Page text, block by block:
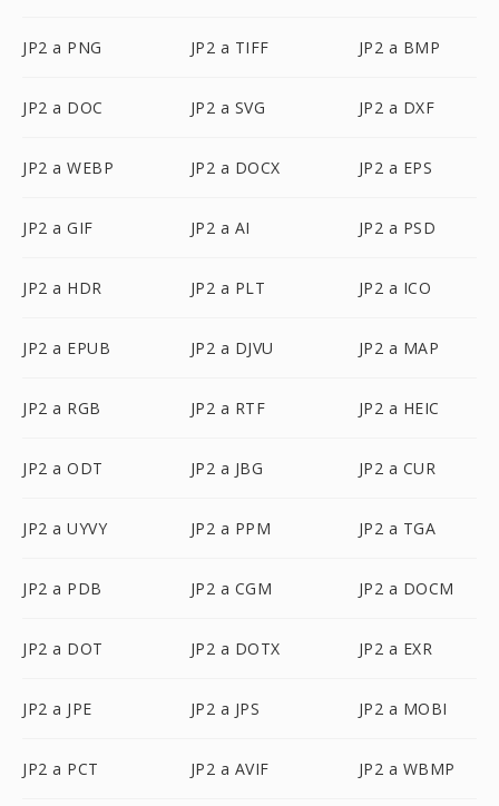
JP2 a PNG JP2 a TIFF JP2 a BMP
JP2 a DOC JP2 a SVG JP2 a DXF
JP2 a WEBP JP2 a DOCX JP2 a EPS
JP2 a GIF JP2 a AI JP2 a PSD
JP2 a HDR JP2 a PLT JP2 a ICO
JP2 a EPUB JP2 a DJVU JP2 a MAP
JP2 a RGB JP2 a RTF JP2 a HEIC
JP2 a ODT JP2 a JBG JP2 a CUR
JP2 a UYVY JP2 a PPM JP2 a TGA
JP2 a PDB JP2 a CGM JP2 a DOCM
JP2 a DOT JP2 a DOTX JP2 a EXR
JP2 a JPE JP2 a JPS JP2 a MOBI
JP2 a PCT JP2 a AVIF JP2 a WBMP